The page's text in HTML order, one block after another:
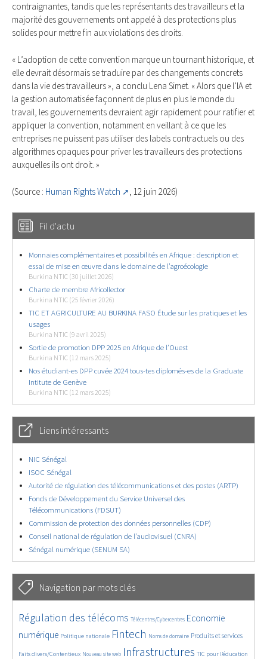
contraignantes, tandis que les représentants des travailleurs et la
majorité des gouvernements ont appelé à des protections plus
solides pour mettre fin aux violations des droits.
« L’adoption de cette convention marque un tournant historique, et
elle devrait désormais se traduire par des changements concrets
dans la vie des travailleurs », a conclu Lena Simet. « Alors que l’IA et
la gestion automatisée façonnent de plus en plus le monde du
travail, les gouvernements devraient agir rapidement pour ratifier et
appliquer la convention, notamment en veillant à ce que les
entreprises ne puissent pas utiliser des labels contractuels ou des
algorithmes opaques pour priver les travailleurs des protections
auxquelles ils ont droit. »
(Source : Human Rights Watch , 12 juin 2026)
Fil d'actu
Monnaies complémentaires et possibilités en Afrique : description et
essai de mise en œuvre dans le domaine de l’agroécologie
Burkina NTIC (30 juillet 2026)
Charte de membre Africollector
Burkina NTIC (25 février 2026)
TIC ET AGRICULTURE AU BURKINA FASO Étude sur les pratiques et les
usages
Burkina NTIC (9 avril 2025)
Sortie de promotion DPP 2025 en Afrique de l’Ouest
Burkina NTIC (12 mars 2025)
Nos étudiant-es DPP cuvée 2024 tous-tes diplomés-es de la Graduate
Intitute de Genève
Burkina NTIC (12 mars 2025)
Liens intéressants
NIC Sénégal
ISOC Sénégal
Autorité de régulation des télécommunications et des postes (ARTP)
Fonds de Développement du Service Universel des
Télécommunications (FDSUT)
Commission de protection des données personnelles (CDP)
Conseil national de régulation de l’audiovisuel (CNRA)
Sénégal numérique (SENUM SA)
Navigation par mots clés
4643/5765
Régulation des télécoms
402/5765 Télécentres/Cybercentres
3692/5765
Economie
numérique
1904/5765 Politique nationale
5309/5765 Fintech
699/5765 Noms de domaine
2381/5765 Produits et services
1555/5765
Faits divers/Contentieux Nouveau site web Infrastructures TIC pour l’éducation